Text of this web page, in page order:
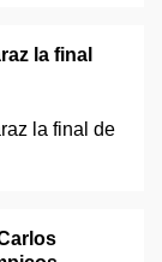
la final